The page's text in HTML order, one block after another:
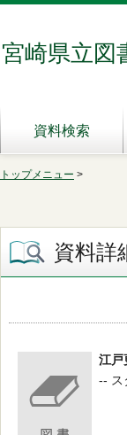
宮崎県立図
資料検索
トップメニュー >
資料詳
江戸
-- ス